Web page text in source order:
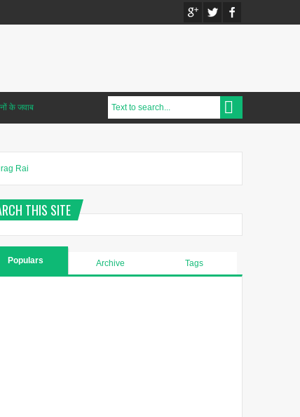
के जवाब
Rai
THIS SITE
Populars Archive Tags